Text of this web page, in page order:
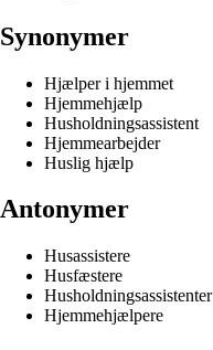
Synonymer
Hjælper i hjemmet
Hjemmehjælp
Husholdningsassistent
Hjemmearbejder
Huslig hjælp
Antonymer
Husassistere
Husfæstere
Husholdningsassistenter
Hjemmehjælpere